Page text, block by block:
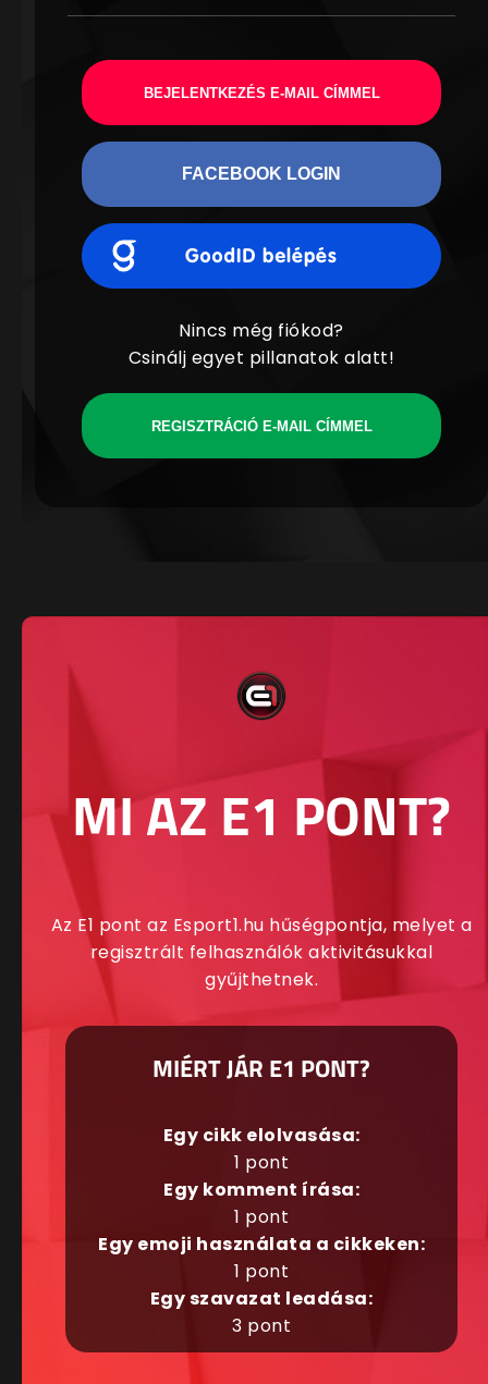
BEJELENTKEZÉS E-MAIL CÍMMEL
FACEBOOK LOGIN
Nincs még fiókod?
Csinálj egyet pillanatok alatt!
REGISZTRÁCIÓ E-MAIL CÍMMEL
MI AZ E1 PONT?
Az E1 pont az Esport1.hu hűségpontja, melyet a
regisztrált felhasználók aktivitásukkal
gyűjthetnek.
MIÉRT JÁR E1 PONT?
Egy cikk elolvasása:
1 pont
Egy komment írása:
1 pont
Egy emoji használata a cikkeken:
1 pont
Egy szavazat leadása:
3 pont